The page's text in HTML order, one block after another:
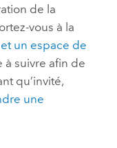
de la
vous à la
un espace de
à suivre afin de
qu’invité,
une